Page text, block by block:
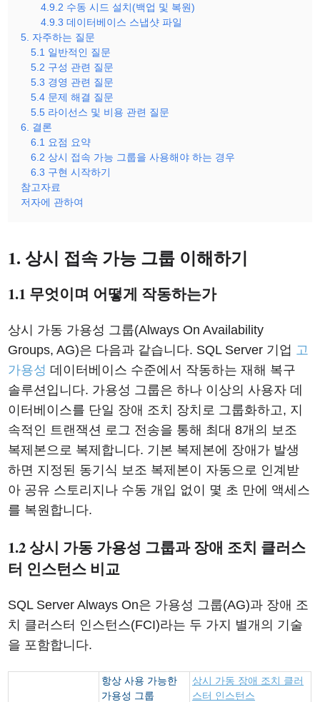
4.9.2 수동 시드 설치(백업 및 복원)
4.9.3 데이터베이스 스냅샷 파일
5. 자주하는 질문
5.1 일반적인 질문
5.2 구성 관련 질문
5.3 경영 관련 질문
5.4 문제 해결 질문
5.5 라이선스 및 비용 관련 질문
6. 결론
6.1 요점 요약
6.2 상시 접속 가능 그룹을 사용해야 하는 경우
6.3 구현 시작하기
참고자료
저자에 관하여
1. 상시 접속 가능 그룹 이해하기
1.1 무엇이며 어떻게 작동하는가
상시 가동 가용성 그룹(Always On Availability
Groups, AG)은 다음과 같습니다. SQL Server 기업 고
가용성 데이터베이스 수준에서 작동하는 재해 복구
솔루션입니다. 가용성 그룹은 하나 이상의 사용자 데
이터베이스를 단일 장애 조치 장치로 그룹화하고, 지
속적인 트랜잭션 로그 전송을 통해 최대 8개의 보조
복제본으로 복제합니다. 기본 복제본에 장애가 발생
하면 지정된 동기식 보조 복제본이 자동으로 인계받
아 공유 스토리지나 수동 개입 없이 몇 초 만에 액세스
를 복원합니다.
1.2 상시 가동 가용성 그룹과 장애 조치 클러스
터 인스턴스 비교
SQL Server Always On은 가용성 그룹(AG)과 장애 조
치 클러스터 인스턴스(FCI)라는 두 가지 별개의 기술
을 포함합니다.
항상 사용 가능한
가용성 그룹
상시 가동 장애 조치 클러
스터 인스턴스